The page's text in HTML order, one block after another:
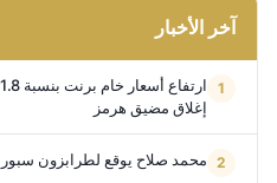
آخر الأخبار
إغلاق مضيق هرمز
محمد صلاح يوقع لطرابزون سبور